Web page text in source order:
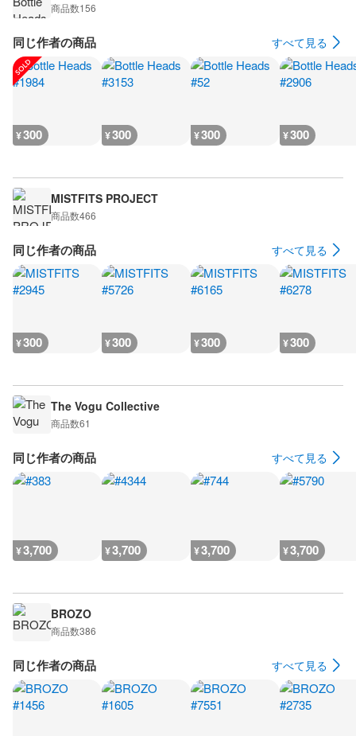
商品数156
同じ作者の商品 すべて見る
¥300 ¥300 ¥300 ¥300
MISTFITS PROJECT
商品数466
同じ作者の商品 すべて見る
¥300 ¥300 ¥300 ¥300
The Vogu Collective
商品数61
同じ作者の商品 すべて見る
¥3,700 ¥3,700 ¥3,700 ¥3,700
BROZO
商品数386
同じ作者の商品 すべて見る